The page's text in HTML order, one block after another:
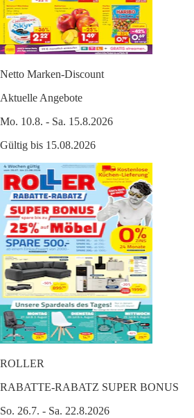
Netto Marken-Discount
Aktuelle Angebote
Mo. 10.8. - Sa. 15.8.2026
Gültig bis 15.08.2026
ROLLER
RABATTE-RABATZ SUPER BONUS
So. 26.7. - Sa. 22.8.2026